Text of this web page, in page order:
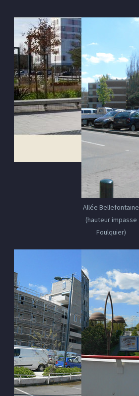
Allée Bellefontaine
(hauteur impasse
Foulquier)